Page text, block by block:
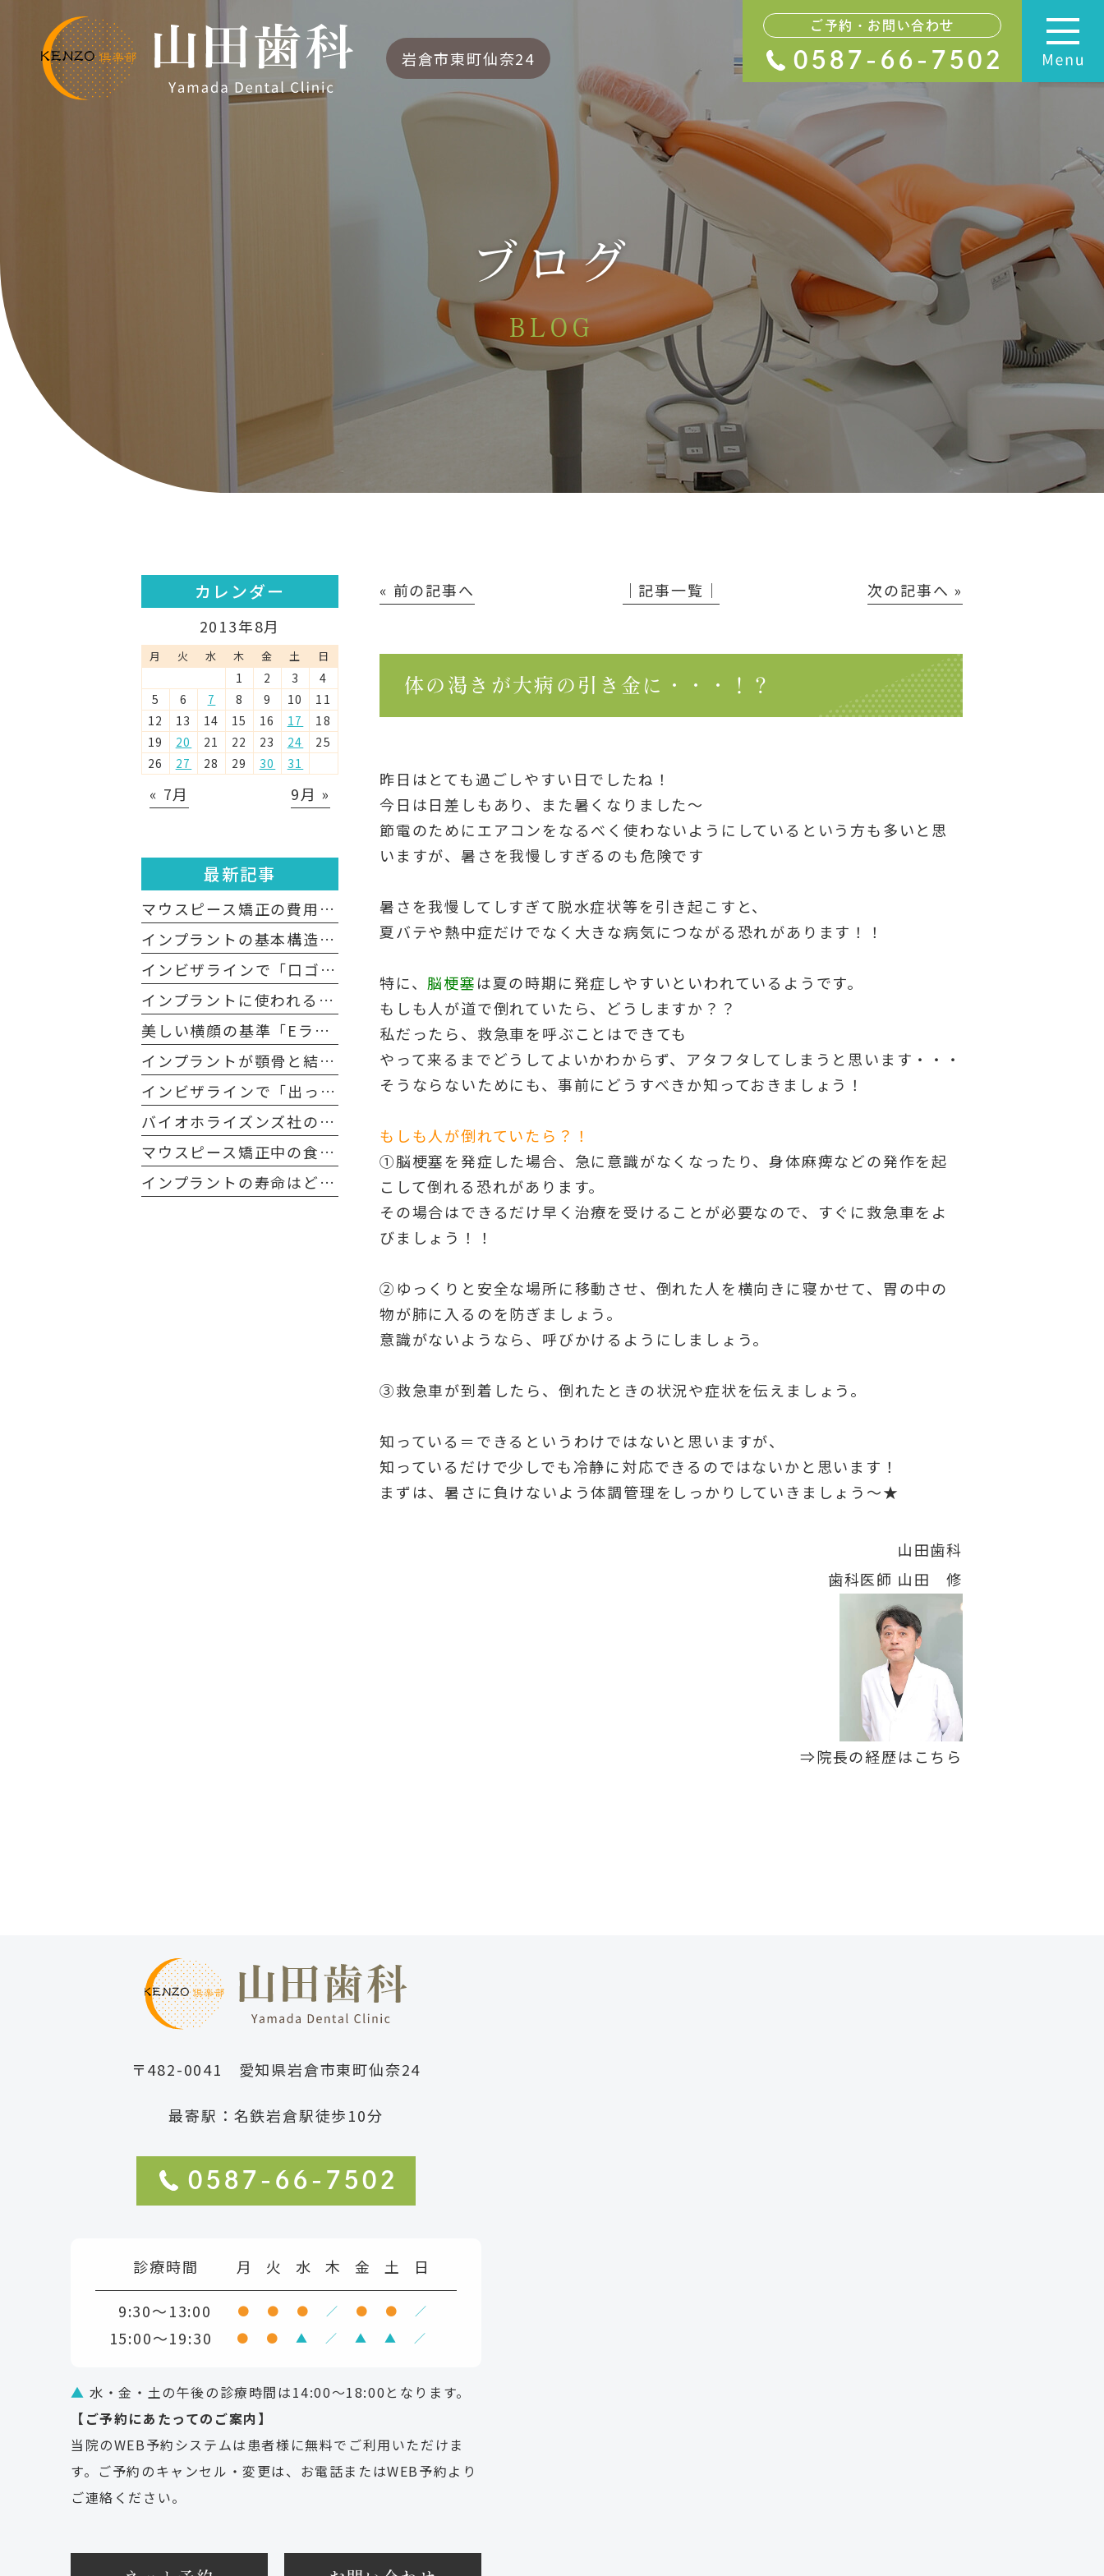
岩倉市東町仙奈24
ご予約・お問い合わせ
0587-66-7502
ブログ
BLOG
« 前の記事へ │記事一覧│ 次の記事へ »
体の渇きが大病の引き金に・・・！？
昨日はとても過ごしやすい日でしたね！
今日は日差しもあり、また暑くなりました〜
節電のためにエアコンをなるべく使わないようにしているという方も多いと思
いますが、暑さを我慢しすぎるのも危険です
暑さを我慢してしすぎて脱水症状等を引き起こすと、
夏バテや熱中症だけでなく大きな病気につながる恐れがあります！！
特に、 脳梗塞は夏の時期に発症しやすいといわれているようです。
もしも人が道で倒れていたら、どうしますか？？
私だったら、救急車を呼ぶことはできても
やって来るまでどうしてよいかわからず、アタフタしてしまうと思います・・・
そうならないためにも、事前にどうすべきか知っておきましょう！
もしも人が倒れていたら？！
①脳梗塞を発症した場合、急に意識がなくなったり、身体麻痺などの発作を起
こして倒れる恐れがあります。
その場合はできるだけ早く治療を受けることが必要なので、すぐに救急車をよ
びましょう！！
②ゆっくりと安全な場所に移動させ、倒れた人を横向きに寝かせて、胃の中の
物が肺に入るのを防ぎましょう。
意識がないようなら、呼びかけるようにしましょう。
③救急車が到着したら、倒れたときの状況や症状を伝えましょう。
知っている＝できるというわけではないと思いますが、
知っているだけで少しでも冷静に対応できるのではないかと思います！
まずは、暑さに負けないよう体調管理をしっかりしていきましょう〜★
山田歯科
歯科医師 山田 修
⇒院長の経歴はこちら
カレンダー
2013年8月
月 火 水 木 金 土 日
1 2 3
4
5
6 7 8 9 10
11
12
13 14 15 16 17
18
19
20 21 22 23 24
25
26
27 28 29 30 31
« 7月 9月 »
最新記事
マウスピース矯正の費用は高額？医療費控除の適用は？
インプラントの基本構造について
インビザラインで「口ゴボ」は治る？
インプラントに使われる「チタン」の生体親和性
美しい横顔の基準「Eライン」とは？
インプラントが顎骨と結合するメカニズムとは？
インビザラインで「出っ歯」は治る？
バイオホライズンズ社のインプラントの特長について
マウスピース矯正中の食事について
インプラントの寿命はどれくらい？
〒482-0041 愛知県岩倉市東町仙奈24
最寄駅：名鉄岩倉駅徒歩10分
0587-66-7502
診療時間 月 火 水 木 金 土 日
9:30～13:00 ● ● ● ／ ● ● ／
15:00～19:30 ● ● ▲ ／ ▲ ▲ ／
▲ 水・金・土の午後の診療時間は14:00～18:00となります。
【ご予約にあたってのご案内】
当院のWEB予約システムは患者様に無料でご利用いただけま
す。ご予約のキャンセル・変更は、お電話またはWEB予約より
ご連絡ください。